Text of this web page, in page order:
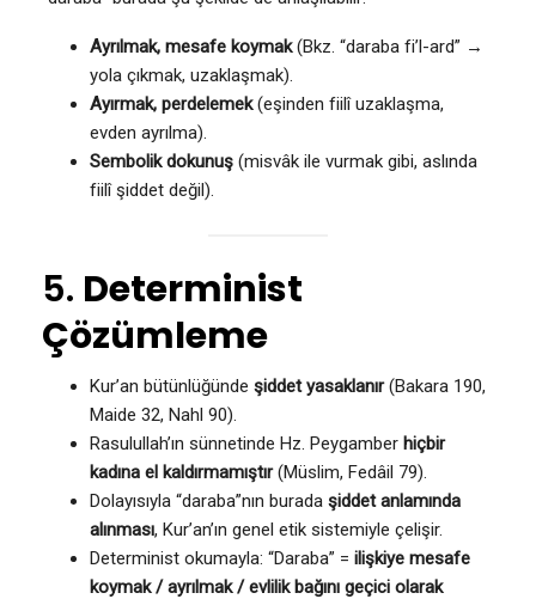
Ayrılmak, mesafe koymak(Bkz. “daraba fi’l-ard” →
yola çıkmak, uzaklaşmak).
Ayırmak, perdelemek(eşinden fiilî uzaklaşma,
evden ayrılma).
Sembolik dokunuş (misvâk ile vurmak gibi, aslında
fiilî şiddet değil).
5. Determinist
Çözümleme
Kur’an bütünlüğünde şiddet yasaklanır(Bakara 190,
Maide 32, Nahl 90).
Rasulullah’ın sünnetinde Hz. Peygamber hiçbir
kadına el kaldırmamıştır(Müslim, Fedâil 79).
Dolayısıyla “daraba”nın burada şiddet anlamında
alınması, Kur’an’ın genel etik sistemiyle çelişir.
Determinist okumayla: “Daraba” = ilişkiye mesafe
koymak / ayrılmak / evlilik bağını geçici olarak